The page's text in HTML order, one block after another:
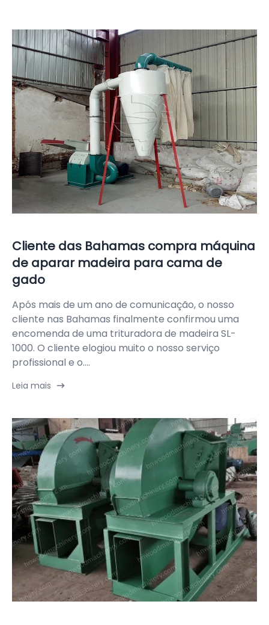
Cliente das Bahamas compra máquina
de aparar madeira para cama de
gado
Após mais de um ano de comunicação, o nosso
cliente nas Bahamas finalmente confirmou uma
encomenda de uma trituradora de madeira SL-
1000. O cliente elogiou muito o nosso serviço
profissional e o....
Leia mais